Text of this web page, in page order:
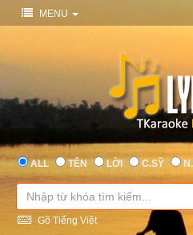
MENU
ALL TÊN LỜI C.SỸ
Gõ Tiếng Việt